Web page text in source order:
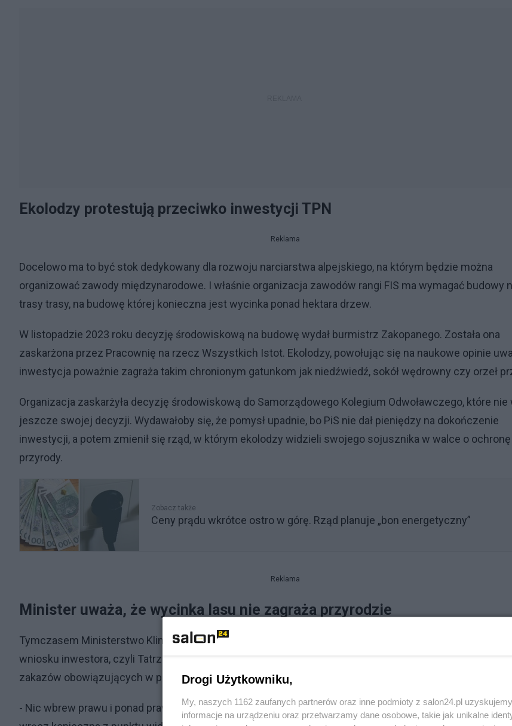
Ekolodzy protestują przeciwko inwestycji TPN
Reklama
Docelowo ma to być stok dedykowany dla rozwoju narciarstwa alpejskiego, na którym będzie można
organizować zawody międzynarodowe. I właśnie organizacja zawodów rangi FIS ma wymagać budowy
trasy trasy, na budowę której konieczna jest wycinka ponad hektara drzew.
W listopadzie 2023 roku decyzję środowiskową na budowę wydał burmistrz Zakopanego. Została ona
zaskarżona przez Pracownię na rzecz Wszystkich Istot. Ekolodzy, powołując się na naukowe opinie
inwestycja poważnie zagraża takim chronionym gatunkom jak niedźwiedź, sokół wędrowny czy orzeł
Organizacja zaskarżyła decyzję środowiskową do Samorządowego Kolegium Odwoławczego, które nie
jeszcze swojej decyzji. Wydawałoby się, że pomysł upadnie, bo PiS nie dał pieniędzy na dokończenie
inwestycji, a potem zmienił się rząd, w którym ekolodzy widzieli swojego sojusznika w walce o ochronę
przyrody.
Zobacz także
Ceny prądu wkrótce ostro w górę. Rząd planuje „bon energetyczny”
Reklama
Minister uważa, że wycinka lasu nie zagraża przyrodzie
Tymczasem Ministerstwo Klimatu i Środowiska, nie czekając na stanowisko SKO, rozpoczęło
wniosku inwestora, czyli Tatrzańskiego Parku Narodowego o tzw. decyzję derogacyjną, czyli odstąpienie
zakazów obowiązujących w parkach narodowych, by mogła powstać tam inwestycja.
- Nic wbrew prawu i ponad prawem, ale wszystko dla ludzi i nic wbrew nim. Uważamy, że ta inwestycja
Drogi Użytkowniku,
My, naszych 1162 zaufanych partnerów oraz inne podmioty z salon24.pl
informacje na urządzeniu oraz przetwarzamy dane osobowe, takie jak unikalne